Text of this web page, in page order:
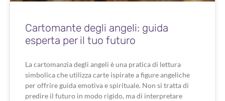
Cartomante degli angeli: guida
esperta per il tuo futuro
La cartomanzia degli angeli è una pratica di lettura
simbolica che utilizza carte ispirate a figure angeliche
per offrire guida emotiva e spirituale. Non si tratta di
predire il futuro in modo rigido, ma di interpretare